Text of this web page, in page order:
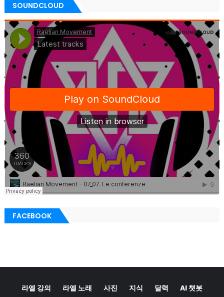
SOUNDCLOUD
FACEBOOK
라엘 강의 라엘 노래 사진 지식 달력 AI 챗봇